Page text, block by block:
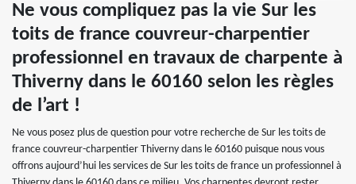
Ne vous compliquez pas la vie Sur les
toits de france couvreur-charpentier
professionnel en travaux de charpente à
Thiverny dans le 60160 selon les règles
de l’art !
Ne vous posez plus de question pour votre recherche de Sur les toits de
france couvreur-charpentier Thiverny dans le 60160 puisque nous vous
offrons aujourd’hui les services de Sur les toits de france un professionnel à